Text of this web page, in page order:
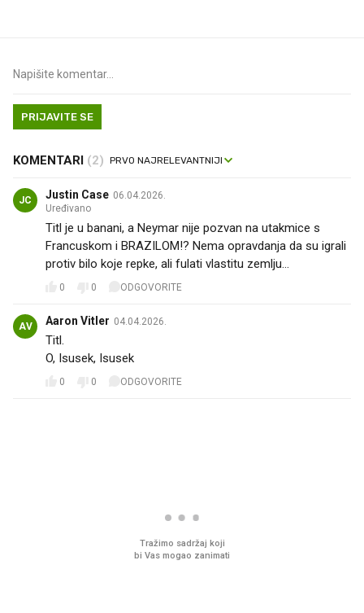
PRIJAVITE SE
KOMENTARI (2)
JC Justin Case 06.04.2026.
Uređivano
Titl je u banani, a Neymar nije pozvan na utakmice s
Francuskom i BRAZILOM!? Nema opravdanja da su igrali
protiv bilo koje repke, ali fulati vlastitu zemlju...
0 0 ODGOVORITE
AV Aaron Vitler 04.04.2026.
Titl.
O, Isusek, Isusek
0 0 ODGOVORITE